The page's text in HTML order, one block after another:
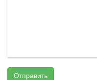
Отправить